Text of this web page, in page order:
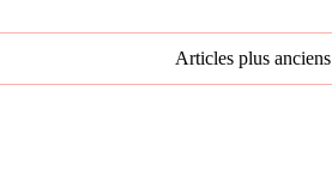
Articles plus anciens